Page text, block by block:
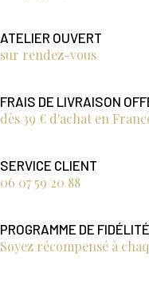
ATELIER OUVERT
sur rendez-vous
FRAIS DE LIVRAISON
dès 39 € d'achat en
SERVICE CLIENT
06 07 59 20 88
PROGRAMME DE FIDÉLITÉ
Soyez récompensé à